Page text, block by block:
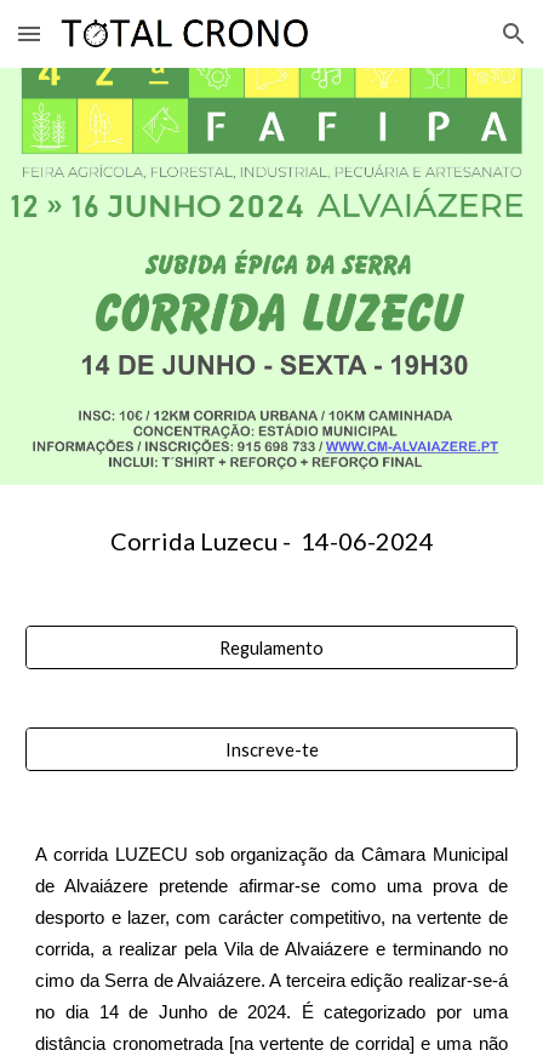
Skip to main content Skip to navigation
Corrida Luzecu - 14-06-2024
Regulamento
Inscreve-te
A corrida LUZECU sob organização da Câmara Municipal
de Alvaiázere pretende afirmar-se como uma prova de
desporto e lazer, com carácter competitivo, na vertente de
corrida, a realizar pela Vila de Alvaiázere e terminando no
cimo da Serra de Alvaiázere. A terceira edição realizar-se-á
no dia 14de Junho de 2024. É categorizado por uma
distância cronometrada [na vertente de corrida] e uma não